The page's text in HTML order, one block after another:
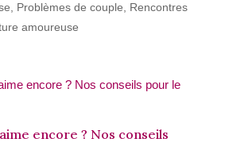
Problèmes de couple
Rencontres
amoureuse
encore ? Nos conseils